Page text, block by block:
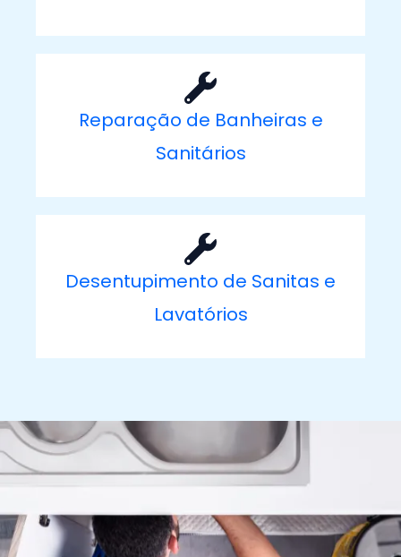
Reparação de Banheiras e
Sanitários
Desentupimento de Sanitas e
Lavatórios